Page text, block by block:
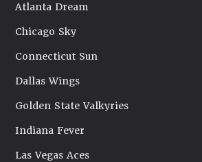
Atlanta Dream
Chicago Sky
Connecticut Sun
Dallas Wings
Golden State Valkyries
Indiana Fever
Las Vegas Aces